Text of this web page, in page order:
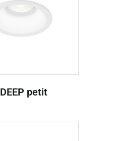
DEEP petit